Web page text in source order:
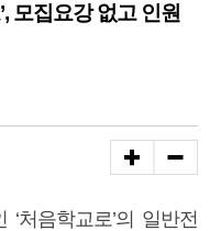
모집요강 없고 인원
처음학교로’의 일반전